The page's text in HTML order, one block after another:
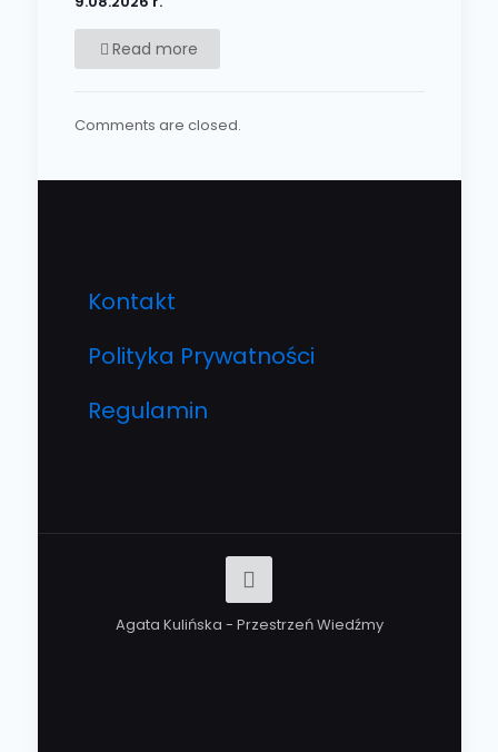
Read more
Comments are closed.
Kontakt
Polityka Prywatności
Regulamin
Agata Kulińska - Przestrzeń Wiedźmy